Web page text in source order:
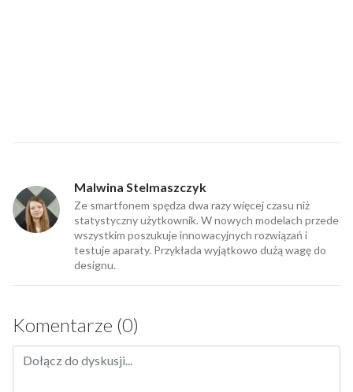
Malwina Stelmaszczyk
Ze smartfonem spędza dwa razy więcej czasu niż
statystyczny użytkownik. W nowych modelach przede
wszystkim poszukuje innowacyjnych rozwiązań i
testuje aparaty. Przykłada wyjątkowo dużą wagę do
designu.
Komentarze (0)